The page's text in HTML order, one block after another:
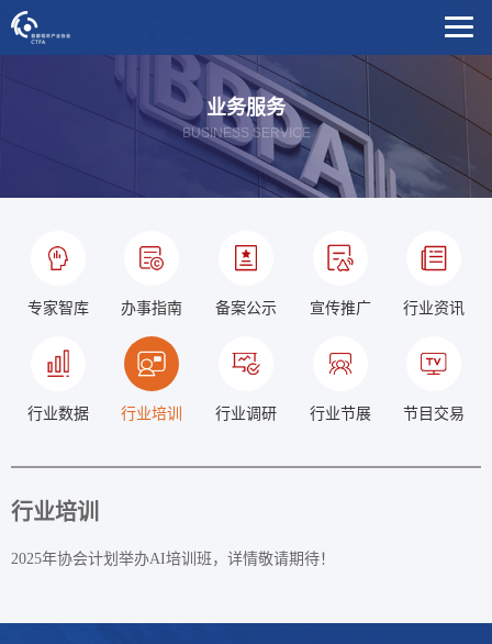
业务服务
BUSINESS SERVICE
专家智库 办事指南 备案公示 宣传推广 行业资讯
行业数据 行业培训 行业调研 行业节展 节目交易
行业培训
2025年协会计划举办AI培训班，详情敬请期待！